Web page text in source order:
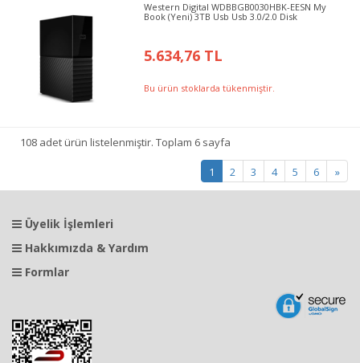
Western Digital WDBBGB0030HBK-EESN My
Book (Yeni) 3TB Usb Usb 3.0/2.0 Disk
5.634,76 TL
Bu ürün stoklarda tükenmiştir.
108 adet ürün listelenmiştir. Toplam 6 sayfa
1 2 3 4 5 6 »
Üyelik İşlemleri
Hakkımızda & Yardım
Formlar